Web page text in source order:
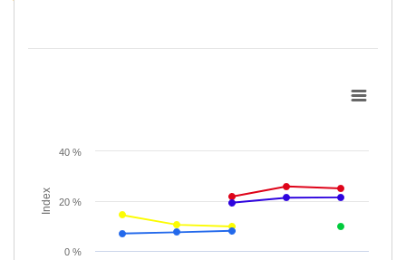
View as data table, Subkategori: NOTEBOOK/ LAPTOP
The chart has 1 Y axis displaying Index. Data ranges from 7 to
Index
0 %
20 %
40 %